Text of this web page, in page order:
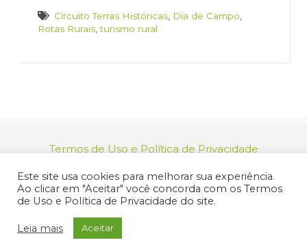
Circuito Terras Históricas Dia de Campo
Rotas Rurais ,turismo rural
Termos de Uso e Política de Privacidade
46.694.139/0001-83 | (12) 3955-9000
Endereço: Praça dos Três Poderes, 73 - Centro -
Jacareí/SP - CEP 12327-170
Este site usa cookies para melhorar sua experiência.
Ao clicar em "Aceitar" você concorda com os Termos
de Uso e Política de Privacidade do site.
Leia mais Aceitar